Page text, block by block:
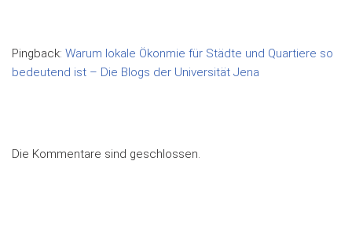
Pingback: Warum lokale Ökonmie für Städte und Quartiere so
bedeutend ist – Die Blogs der Universität Jena
Die Kommentare sind geschlossen.